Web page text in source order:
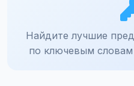
Найдите лучшие
по ключевым